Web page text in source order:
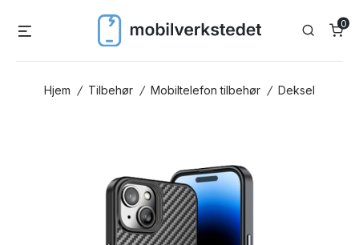
Search
0
Hjem / Tilbehør / Mobiltelefon tilbehør / Deksel